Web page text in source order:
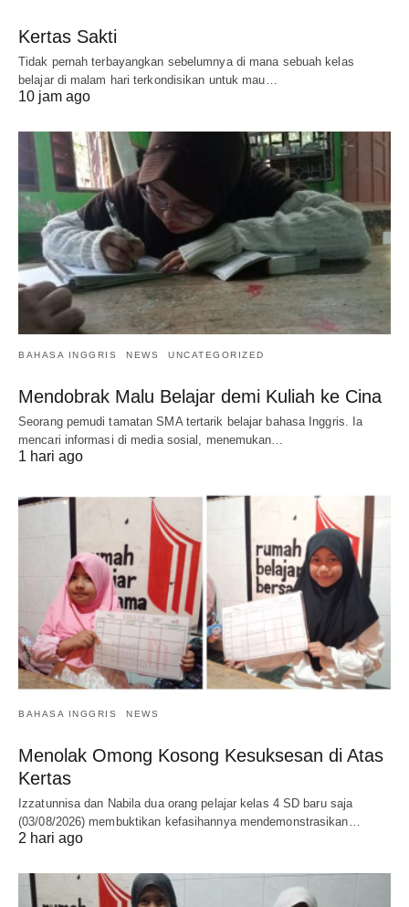
Kertas Sakti
Tidak pernah terbayangkan sebelumnya di mana sebuah kelas
belajar di malam hari terkondisikan untuk mau…
10 jam ago
BAHASA INGGRIS NEWS UNCATEGORIZED
Mendobrak Malu Belajar demi Kuliah ke Cina
Seorang pemudi tamatan SMA tertarik belajar bahasa Inggris. Ia
mencari informasi di media sosial, menemukan…
1 hari ago
BAHASA INGGRIS NEWS
Menolak Omong Kosong Kesuksesan di Atas
Kertas
Izzatunnisa dan Nabila dua orang pelajar kelas 4 SD baru saja
(03/08/2026) membuktikan kefasihannya mendemonstrasikan…
2 hari ago